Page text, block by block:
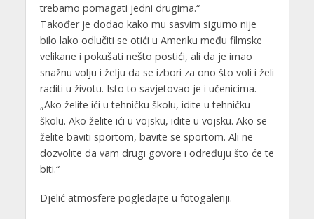
trebamo pomagati jedni drugima.“
Također je dodao kako mu sasvim sigurno nije
bilo lako odlučiti se otići u Ameriku među filmske
velikane i pokušati nešto postići, ali da je imao
snažnu volju i želju da se izbori za ono što voli i želi
raditi u životu. Isto to savjetovao je i učenicima.
„Ako želite ići u tehničku školu, idite u tehničku
školu. Ako želite ići u vojsku, idite u vojsku. Ako se
želite baviti sportom, bavite se sportom. Ali ne
dozvolite da vam drugi govore i određuju što će te
biti.“
Djelić atmosfere pogledajte u fotogaleriji.